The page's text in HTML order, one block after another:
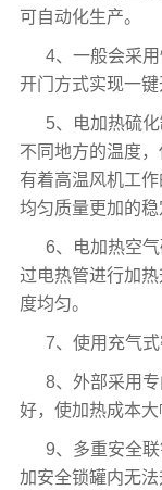
可自动化生产。
4、一般会采用
开门方式实现一键
5、电加热硫化
不同地方的温度
有着高温风机工
均匀质量更加的稳
6、电加热空气
过电热管进行加
度均匀。
7、使用充气式
8、外部采用专
好，使加热成本大
9、多重安全联
加安全锁罐内无法